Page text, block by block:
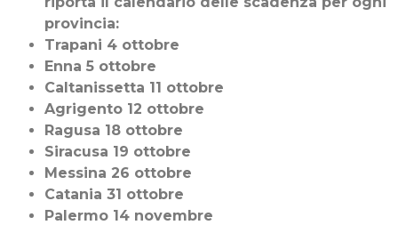
provincia:
Trapani 4 ottobre
Enna 5 ottobre
Caltanissetta 11 ottobre
Agrigento 12 ottobre
Ragusa 18 ottobre
Siracusa 19 ottobre
Messina 26 ottobre
Catania 31 ottobre
Palermo 14 novembre